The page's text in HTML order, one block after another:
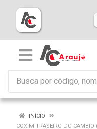
INÍCIO
COXIM TRASEIRO DO CAMBIO